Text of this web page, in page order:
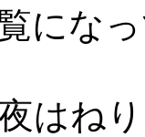
にな
はね